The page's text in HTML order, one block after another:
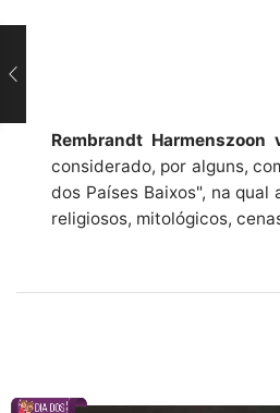
Rembrandt Harmenszoon
considerado, por alguns,
dos Países Baixos", na
religiosos, mitológicos,